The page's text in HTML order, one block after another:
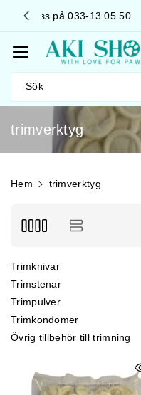
Ill Innehåll
05 50 🚛 Snabb
Sök
P
d
e
r
i
e
trimverktyg
Hem trimverktyg
trimknivar
trimstenar
trimpulver
trimkondomer
övrig tillbehör till trimning